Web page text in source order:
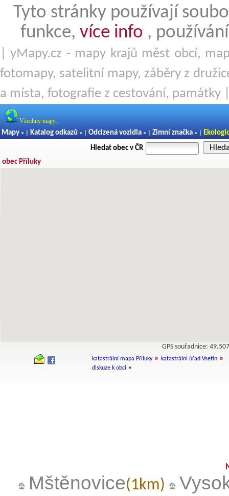
Tyto stránky používají
funkce, více info ,
| yMapy.cz - mapy krajů měst obcí,
fotomapy, satelitní mapy, záběry z
a místa, fotografie z cestování, památky
Všechny mapy..
Mapy » | Katalog odkazů » | Odcizená vozidla » | Zimní značka » |
Hledat obec v ČR
obec Příluky
GPS souřadnice:
katastrální mapa Příluky» katastrální úřad Vsetín »
diskuze k obci »
Mštěnovice(1km)